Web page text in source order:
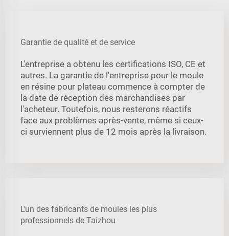
Garantie de qualité et de service
L'entreprise a obtenu les certifications ISO, CE et
autres. La garantie de l'entreprise pour le moule
en résine pour plateau commence à compter de
la date de réception des marchandises par
l'acheteur. Toutefois, nous resterons réactifs
face aux problèmes après-vente, même si ceux-
ci surviennent plus de 12 mois après la livraison.
L'un des fabricants de moules les plus
professionnels de Taizhou